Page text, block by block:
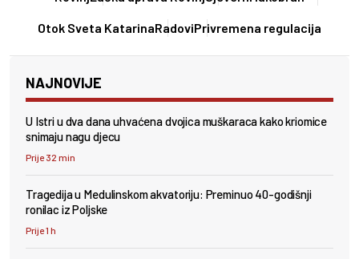
Otok Sveta KatarinaRadoviPrivremena regulacija
NAJNOVIJE
U Istri u dva dana uhvaćena dvojica muškaraca kako kriomice
snimaju nagu djecu
Prije 32 min
Tragedija u Medulinskom akvatoriju: Preminuo 40-godišnji
ronilac iz Poljske
Prije 1 h